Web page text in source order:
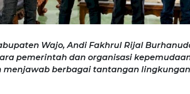
Wajo, Andi Fakhrul Rijal
pemerintah dan organisasi
menjawab berbagai tantangan